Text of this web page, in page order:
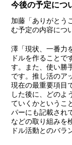
今後の予定につ
加藤「ありがとう
む予定の内容につ
澤「現状、一番力
ドルを作ることで
す。また、使い勝
です。推し活のア
現在の最重要項目
した後に、どのよ
ていくかというこ
パーにも記載され
などの取り組みを
ドル活動とのバラ